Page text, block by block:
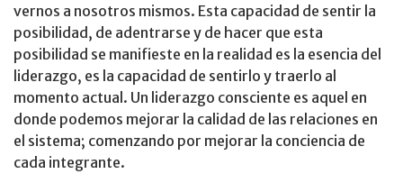
vernos a nosotros mismos. Esta capacidad de sentir la
posibilidad, de adentrarse y de hacer que esta
posibilidad se manifieste en la realidad es la esencia del
liderazgo, es la capacidad de sentirlo y traerlo al
momento actual. Un liderazgo consciente es aquel en
donde podemos mejorar la calidad de las relaciones en
el sistema; comenzando por mejorar la conciencia de
cada integrante.